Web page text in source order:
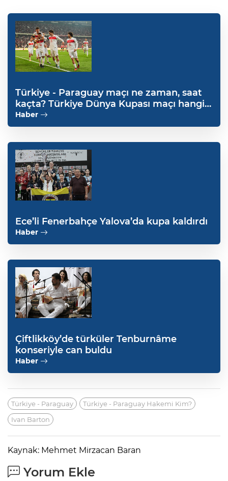
Türkiye - Paraguay maçı ne zaman, saat
kaçta? Türkiye Dünya Kupası maçı hangi
kanalda?
Haber
Ece’li Fenerbahçe Yalova’da kupa kaldırdı
Haber
Çiftlikköy’de türküler Tenburnâme
konseriyle can buldu
Haber
Türkiye - Paraguay
Türkiye - Paraguay Hakemi Kim?
Ivan Barton
Kaynak: Mehmet Mirzacan Baran
Yorum Ekle